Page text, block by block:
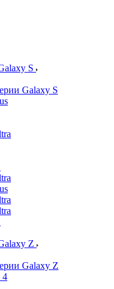
S
Galaxy S
Z
Galaxy Z
4